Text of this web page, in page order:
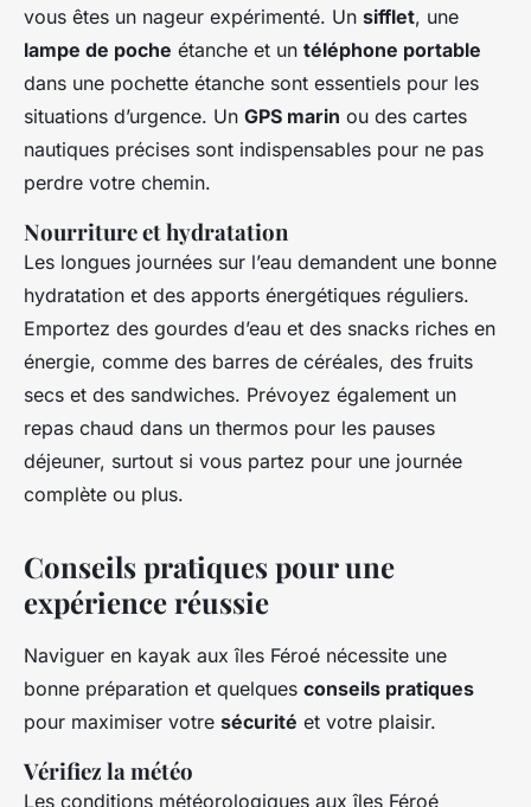
vous êtes un nageur expérimenté. Un sifflet, une
lampe de poche étanche et un téléphone portable
dans une pochette étanche sont essentiels pour les
situations d’urgence. Un GPS marin ou des cartes
nautiques précises sont indispensables pour ne pas
perdre votre chemin.
Nourriture et hydratation
Les longues journées sur l’eau demandent une bonne
hydratation et des apports énergétiques réguliers.
Emportez des gourdes d’eau et des snacks riches en
énergie, comme des barres de céréales, des fruits
secs et des sandwiches. Prévoyez également un
repas chaud dans un thermos pour les pauses
déjeuner, surtout si vous partez pour une journée
complète ou plus.
Conseils pratiques pour une
expérience réussie
Naviguer en kayak aux îles Féroé nécessite une
bonne préparation et quelques conseils pratiques
pour maximiser votre sécurité et votre plaisir.
Vérifiez la météo
Les conditions météorologiques aux îles Féroé